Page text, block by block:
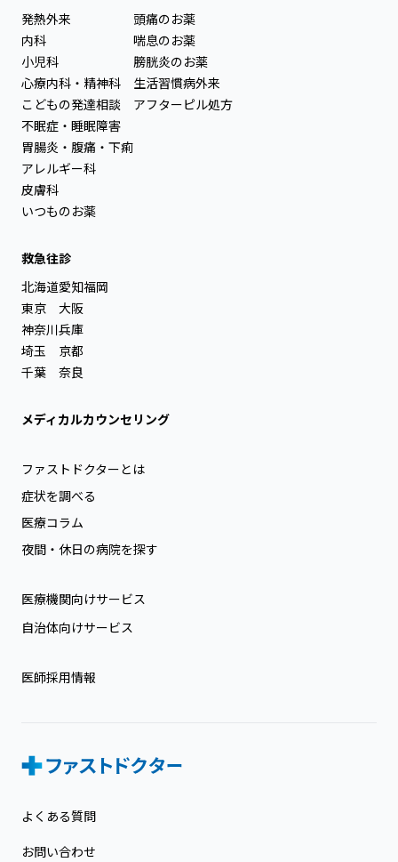
発熱外来
内科
小児科
心療内科・精神科
こどもの発達相談
不眠症・睡眠障害
胃腸炎・腹痛・下痢
アレルギー科
皮膚科
いつものお薬
頭痛のお薬
喘息のお薬
膀胱炎のお薬
生活習慣病外来
アフターピル処方
救急往診
北海道
東京
神奈川
埼玉
千葉
愛知
大阪
兵庫
京都
奈良
福岡
メディカルカウンセリング
ファストドクターとは
症状を調べる
医療コラム
夜間・休日の病院を探す
医療機関向けサービス
自治体向けサービス
医師採用情報
よくある質問
お問い合わせ